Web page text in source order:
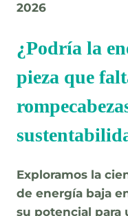
2026
¿Podría la
pieza que
Exploramos la
de energía baja
su potencial